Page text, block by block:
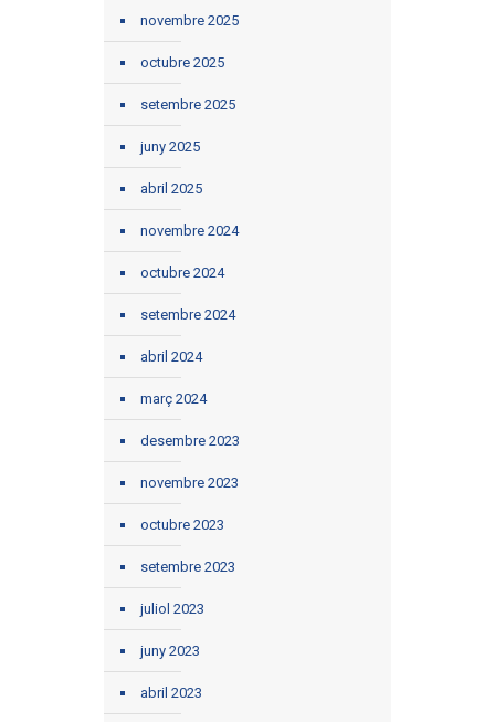
novembre 2025
octubre 2025
setembre 2025
juny 2025
abril 2025
novembre 2024
octubre 2024
setembre 2024
abril 2024
març 2024
desembre 2023
novembre 2023
octubre 2023
setembre 2023
juliol 2023
juny 2023
abril 2023